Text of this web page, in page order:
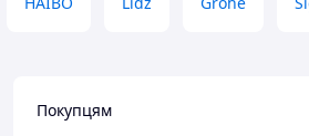
Покупцям